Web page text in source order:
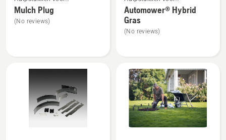
details
over
tuintractoren
Mulch Plug
(No reviews)
details
over
Automower®
robotmaaiers
Automower® Hybrid
Gras
(No reviews)